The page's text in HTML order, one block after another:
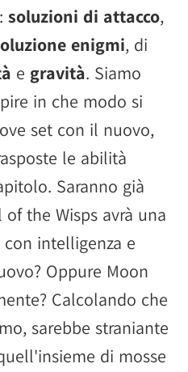
soluzioni di attacco,
enigmi, di
e gravità. Siamo
in che modo si
set con il nuovo,
le abilità
Saranno già
the Wisps avrà una
intelligenza e
Oppure Moon
Calcolando che
sarebbe straniante
di mosse